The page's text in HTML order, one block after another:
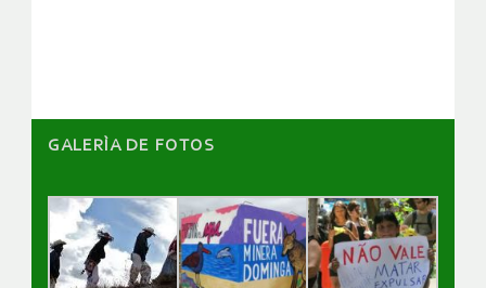
GALERÌA DE FOTOS